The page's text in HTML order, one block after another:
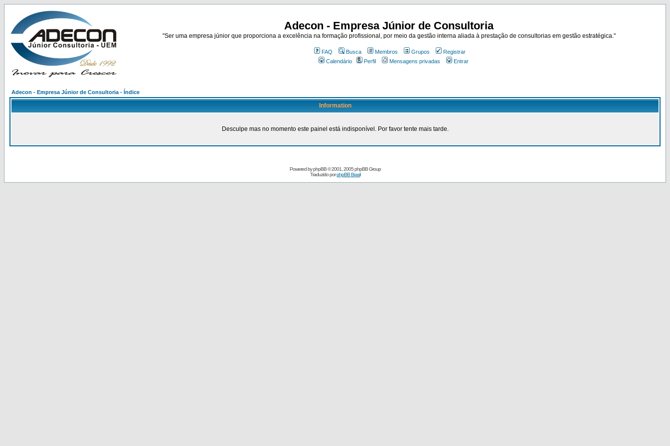
Adecon - Empresa Júnior de Consultoria
"Ser uma empresa júnior que proporciona a excelência na formação profissional, por meio da gestão interna aliada à prestação de consultorias em gestão estratégica."
FAQ Busca Membros Grupos
Registrar
Calendário
Perfil Mensagens privadas Entrar
Adecon - Empresa Júnior de Consultoria - Índice
Information
Desculpe mas no momento este painel está indisponível. Por favor tente mais tarde.
Powered byphpBB© 2001, 2005 phpBB Group
Traduzido porphpBB Brasil